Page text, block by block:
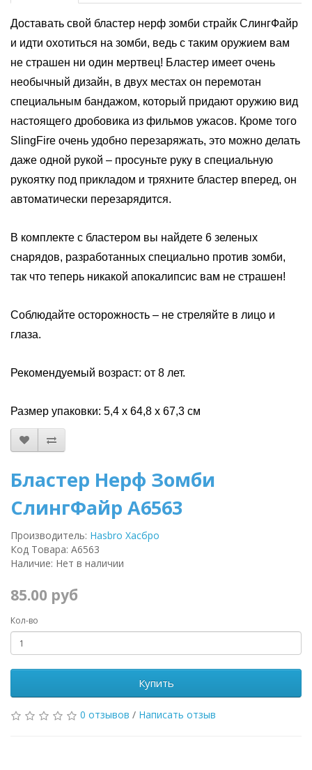
Доставать свой бластер нерф зомби страйк СлингФайр
и идти охотиться на зомби, ведь с таким оружием вам
не страшен ни один мертвец! Бластер имеет очень
необычный дизайн, в двух местах он перемотан
специальным бандажом, который придают оружию вид
настоящего дробовика из фильмов ужасов. Кроме того
SlingFire очень удобно перезаряжать, это можно делать
даже одной рукой – просуньте руку в специальную
рукоятку под прикладом и тряхните бластер вперед, он
автоматически перезарядится.
В комплекте с бластером вы найдете 6 зеленых
снарядов, разработанных специально против зомби,
так что теперь никакой апокалипсис вам не страшен!
Соблюдайте осторожность – не стреляйте в лицо и
глаза.
Рекомендуемый возраст: от 8 лет.
Размер упаковки: 5,4 х 64,8 х 67,3 см
Бластер Нерф Зомби
СлингФайр A6563
Производитель: Hasbro Хасбро
Код Товара: A6563
Наличие: Нет в наличии
85.00 руб
Кол-во
Купить
0 отзывов / Написать отзыв